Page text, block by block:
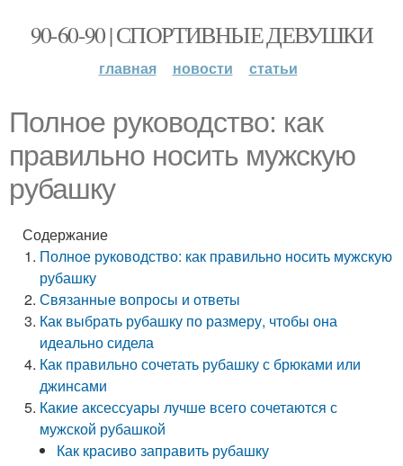
90-60-90 | СПОРТИВНЫЕ ДЕВУШКИ
главная новости статьи
Полное руководство: как
правильно носить мужскую
рубашку
Содержание
Полное руководство: как правильно носить мужскую
рубашку
Связанные вопросы и ответы
Как выбрать рубашку по размеру, чтобы она
идеально сидела
Как правильно сочетать рубашку с брюками или
джинсами
Какие аксессуары лучше всего сочетаются с
мужской рубашкой
Как красиво заправить рубашку